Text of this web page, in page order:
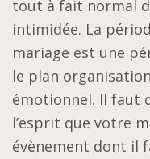
tout à fait normal
intimidée. La
mariage est une
le plan
émotionnel. Il faut
l’esprit que votre
évènement dont il